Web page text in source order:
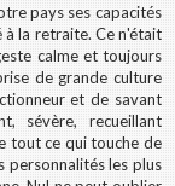
pays ses capacités
à la retraite. Ce n'était
calme et toujours
de grande culture
et de savant
sévère, recueillant
tout ce qui touche de
personnalités les plus